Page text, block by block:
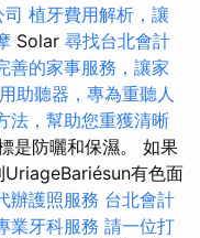
植牙費用解析，讓
Solar 尋找台北會計
善的家事服務，讓家
助聽器，專為重聽人
法，幫助您重獲清晰
是防曬和保濕。 如果
UriageBariésun有色面
辦護照服務 台北會計
業牙科服務 請一位打